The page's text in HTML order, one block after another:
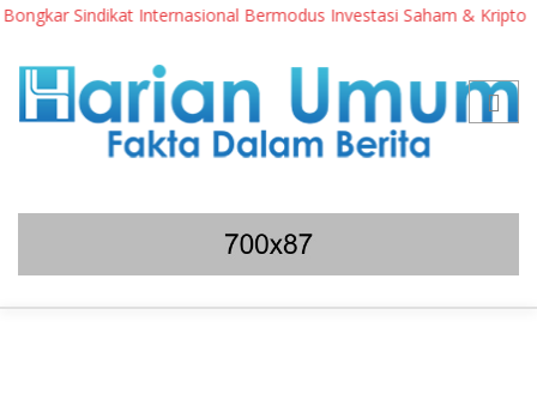
Sindikat Internasional Bermodus Investasi Saham & Kripto